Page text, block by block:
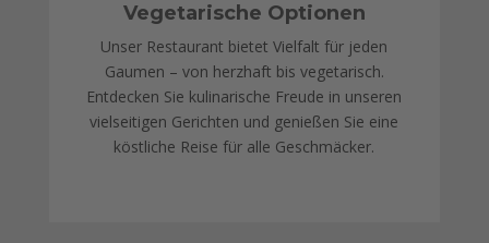
Vegetarische Optionen
Unser Restaurant bietet Vielfalt für jeden
Gaumen – von herzhaft bis vegetarisch.
Entdecken Sie kulinarische Freude in unseren
vielseitigen Gerichten und genießen Sie eine
köstliche Reise für alle Geschmäcker.